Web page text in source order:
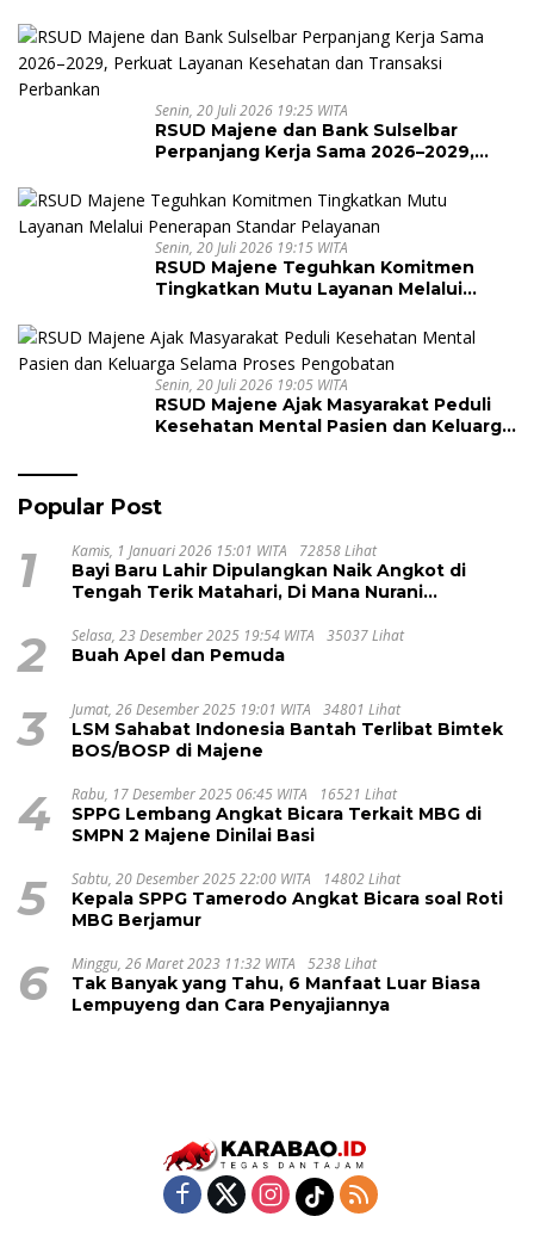
Senin, 20 Juli 2026 19:25 WITA
RSUD Majene dan Bank Sulselbar
Perpanjang Kerja Sama 2026–2029,
Transaksi Perbankan
Senin, 20 Juli 2026 19:15 WITA
RSUD Majene Teguhkan Komitmen
Tingkatkan Mutu Layanan Melalui
Senin, 20 Juli 2026 19:05 WITA
RSUD Majene Ajak Masyarakat Peduli
Kesehatan Mental Pasien dan Keluarga
Popular Post
1 Kamis, 1 Januari 2026 15:01 WITA 72858 Lihat
Bayi Baru Lahir Dipulangkan Naik Angkot di
Tengah Terik Matahari, Di Mana Nurani
2 Selasa, 23 Desember 2025 19:54 WITA 35037 Lihat
Buah Apel dan Pemuda
3 Jumat, 26 Desember 2025 19:01 WITA 34801 Lihat
LSM Sahabat Indonesia Bantah Terlibat Bimtek
BOS/BOSP di Majene
4 Rabu, 17 Desember 2025 06:45 WITA 16521 Lihat
SPPG Lembang Angkat Bicara Terkait MBG di
SMPN 2 Majene Dinilai Basi
5 Sabtu, 20 Desember 2025 22:00 WITA 14802 Lihat
Kepala SPPG Tamerodo Angkat Bicara soal Roti
MBG Berjamur
6 Minggu, 26 Maret 2023 11:32 WITA 5238 Lihat
Tak Banyak yang Tahu, 6 Manfaat Luar Biasa
Lempuyeng dan Cara Penyajiannya